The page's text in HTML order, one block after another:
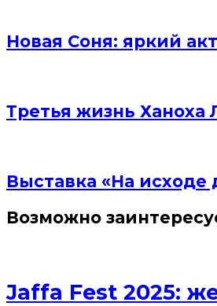
Новая Соня: яркий
Третья жизнь Ханоха
Выставка «На исходе
Возможно
Jaffa Fest 2025: